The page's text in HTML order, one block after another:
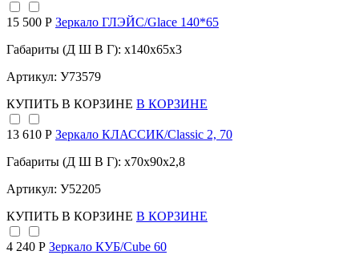
15 500 Р Зеркало ГЛЭЙС/Glace 140*65
Габариты (Д Ш В Г): x140x65x3
Артикул: У73579
КУПИТЬ В КОРЗИНЕ В КОРЗИНЕ
13 610 Р Зеркало КЛАССИК/Classic 2, 70
Габариты (Д Ш В Г): x70x90x2,8
Артикул: У52205
КУПИТЬ В КОРЗИНЕ В КОРЗИНЕ
4 240 Р Зеркало КУБ/Cube 60